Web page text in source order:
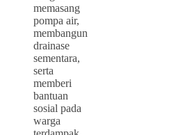
memasang
pompa air,
membangun
drainase
sementara,
serta
memberi
bantuan
sosial pada
warga